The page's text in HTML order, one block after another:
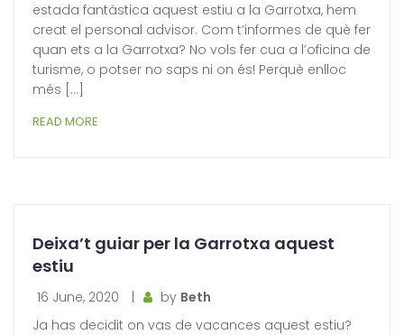
estada fantàstica aquest estiu a la Garrotxa, hem
creat el personal advisor. Com t’informes de què fer
quan ets a la Garrotxa? No vols fer cua a l’oficina de
turisme, o potser no saps ni on és! Perquè enlloc
més […]
READ MORE
Deixa’t guiar per la Garrotxa aquest
estiu
16 June, 2020 by Beth
Ja has decidit on vas de vacances aquest estiu?